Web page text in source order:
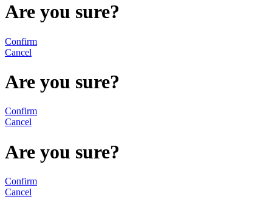
Are you sure?
Confirm
Cancel
Are you sure?
Confirm
Cancel
Are you sure?
Confirm
Cancel